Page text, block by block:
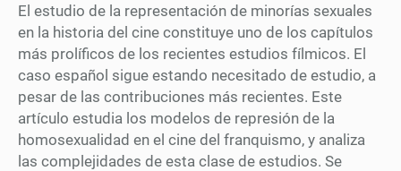
El estudio de la representación de minorías sexuales
en la historia del cine constituye uno de los capítulos
más prolíficos de los recientes estudios fílmicos. El
caso español sigue estando necesitado de estudio, a
pesar de las contribuciones más recientes. Este
artículo estudia los modelos de represión de la
homosexualidad en el cine del franquismo, y analiza
las complejidades de esta clase de estudios. Se